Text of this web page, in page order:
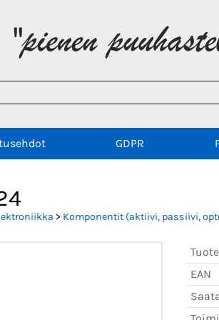
GDPR
> Komponentit (aktiivi, passiivi,
EAN